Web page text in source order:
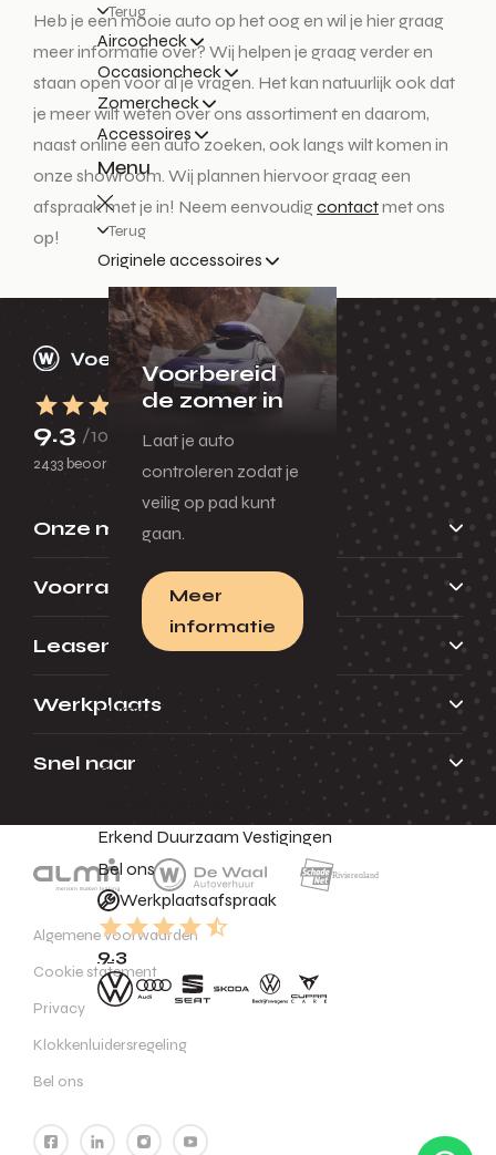
Terug
Aircocheck
Occasioncheck
Zomercheck
Accessoires
Menu
Terug
Originele accessoires
Voorbereid
de zomer in
Laat je auto
controleren zodat je
veilig op pad kunt
gaan.
Meer
informatie
Huren
Contact
Erkend Duurzaam Vestigingen
Bel ons
Werkplaatsafspraak
9.3
Heb je een mooie auto op het oog en wil je hier graag
meer informatie over? Wij helpen je graag verder en
staan open voor al je vragen. Het kan natuurlijk ook dat
je meer wilt weten over ons assortiment en daarom,
naast online een auto zoeken, ook langs wilt komen in
onze showroom. Wij plannen hiervoor graag een
afspraak met je in! Neem eenvoudigcontactmet ons
op!
9.3 /10
2433 beoordelingen
Onze merken
Voorraad
Leasen
Werkplaats
Snel naar
Algemene voorwaarden
Cookie statement
Privacy
Klokkenluidersregeling
Bel ons